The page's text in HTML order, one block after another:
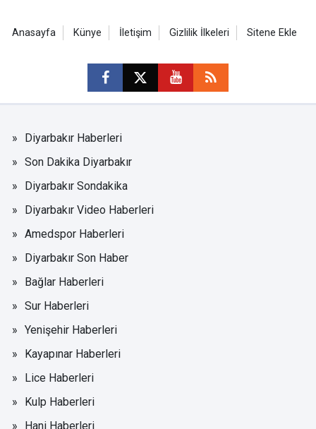
Anasayfa Künye İletişim Gizlilik İlkeleri Sitene Ekle
Diyarbakır Haberleri
Son Dakika Diyarbakır
Diyarbakır Sondakika
Diyarbakır Video Haberleri
Amedspor Haberleri
Diyarbakır Son Haber
Bağlar Haberleri
Sur Haberleri
Yenişehir Haberleri
Kayapınar Haberleri
Lice Haberleri
Kulp Haberleri
Hani Haberleri